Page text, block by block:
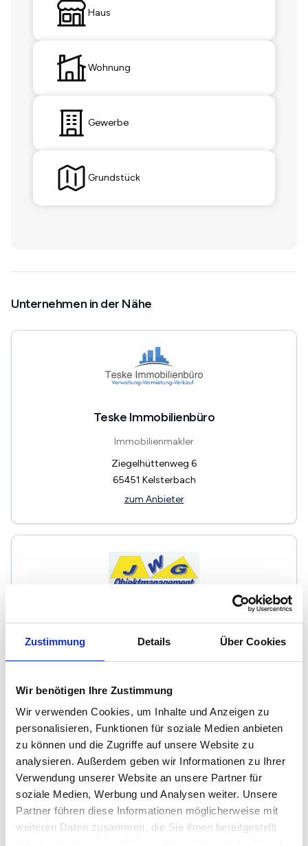
Zustimmung Details Über Cookies
Wir benötigen Ihre Zustimmung
Wir verwenden Cookies, um Inhalte und Anzeigen zu
personalisieren, Funktionen für soziale Medien anbieten
zu können und die Zugriffe auf unsere Website zu
analysieren. Außerdem geben wir Informationen zu Ihrer
Verwendung unserer Website an unsere Partner für
soziale Medien, Werbung und Analysen weiter. Unsere
Partner führen diese Informationen möglicherweise mit
weiteren Daten zusammen, die Sie ihnen bereitgestellt
Haus
Wohnung
Gewerbe
Grundstück
Unternehmen in der Nähe
Teske Immobilienbüro
Immobilienmakler
Ziegelhüttenweg 6
65451 Kelsterbach
zum Anbieter
JWG-Objektmanagement, Jörg W. Gerber
Immobilienmakler
65187
Rhein-Main Immobiliencenter Ltd. & Co. KG